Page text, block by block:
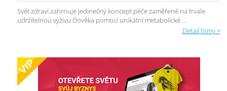
Svět zdraví zahrnuje jedinečný koncept péče zaměřené na trvale
udržitelnou výživu člověka pomocí unikátní metabolické ...
Detail firmy >